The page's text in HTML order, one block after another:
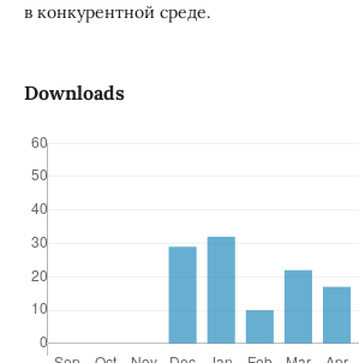
в конкурентной среде.
Downloads